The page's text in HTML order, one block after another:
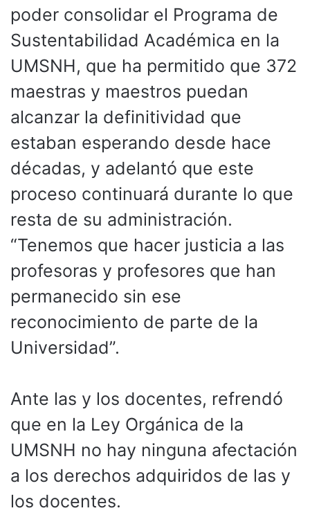
poder consolidar el Programa de
Sustentabilidad Académica en la
UMSNH, que ha permitido que 372
maestras y maestros puedan
alcanzar la definitividad que
estaban esperando desde hace
décadas, y adelantó que este
proceso continuará durante lo que
resta de su administración.
“Tenemos que hacer justicia a las
profesoras y profesores que han
permanecido sin ese
reconocimiento de parte de la
Universidad”.
Ante las y los docentes, refrendó
que en la Ley Orgánica de la
UMSNH no hay ninguna afectación
a los derechos adquiridos de las y
los docentes.